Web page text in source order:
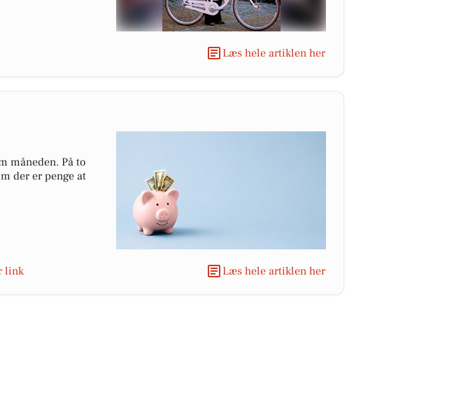
Læs hele artiklen her
måneden. På to
der er penge at
link Læs hele artiklen her